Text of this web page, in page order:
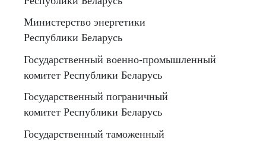
Министерство энергетики
Республики Беларусь
Государственный военно-промышленный
комитет Республики Беларусь
Государственный пограничный
комитет Республики Беларусь
Государственный таможенный